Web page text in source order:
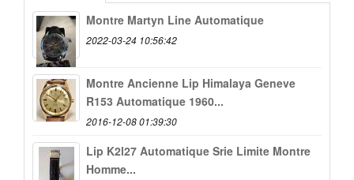
Montre Martyn Line Automatique
2022-03-24 10:56:42
Montre Ancienne Lip Himalaya Geneve
R153 Automatique 1960...
2016-12-08 01:39:30
Lip K2l27 Automatique Srie Limite Montre
Homme...